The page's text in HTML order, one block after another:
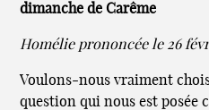
dimanche de Carême
Homélie prononcée le 26
Voulons-nous vraiment
question qui nous est posée